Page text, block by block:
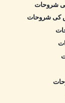
شروحات
کی شروحات